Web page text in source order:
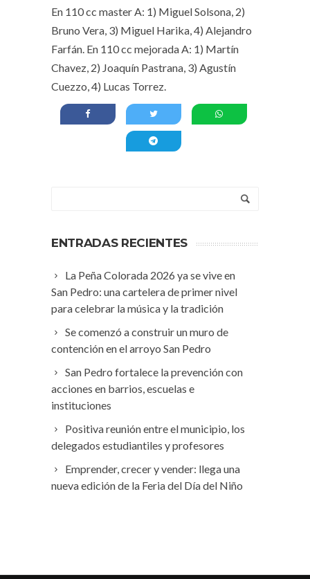
En 110 cc master A: 1) Miguel Solsona, 2)
Bruno Vera, 3) Miguel Harika, 4) Alejandro
Farfán. En 110 cc mejorada A: 1) Martín
Chavez, 2) Joaquín Pastrana, 3) Agustín
Cuezzo, 4) Lucas Torrez.
ENTRADAS RECIENTES
La Peña Colorada 2026 ya se vive en
San Pedro: una cartelera de primer nivel
para celebrar la música y la tradición
Se comenzó a construir un muro de
contención en el arroyo San Pedro
San Pedro fortalece la prevención con
acciones en barrios, escuelas e
instituciones
Positiva reunión entre el municipio, los
delegados estudiantiles y profesores
Emprender, crecer y vender: llega una
nueva edición de la Feria del Día del Niño